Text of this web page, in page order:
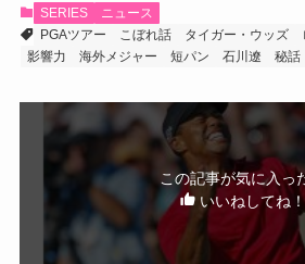
SERIES
ニュース
PGAツアー
こぼれ話 タイガー・ウッズ
影響力
海外メジャー 短パン 石川遼 秘話
この記事が気に入っ
いいねしてね！